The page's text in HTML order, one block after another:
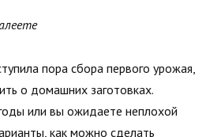
пора сбора первого урожая,
о домашних заготовках.
или вы ожидаете неплохой
как можно сделать